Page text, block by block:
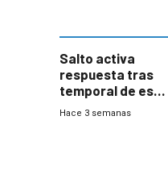
Salto activa
respuesta tras
temporal de este
sábado con
Hace 3 semanas